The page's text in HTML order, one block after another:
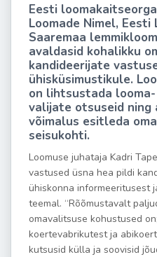
Eesti
Loomade Nimel,
Saaremaa
avaldasid kohalikku
kandideerijate
ühisküsimustikule.
on lihtsustada
valijate otsuseid ning
võimalus esitleda
seisukohti.
Loomuse juhataja Kadri
vastused üsna hea pildi
ühiskonna informeeritusest
teemal. “Rõõmustavalt
omavalitsuse kohustused
koertevabrikutest ja
kutsusid külla ja soovisid